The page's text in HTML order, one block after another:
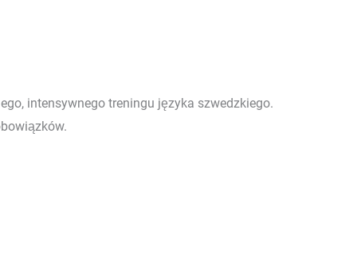
intensywnego treningu języka szwedzkiego.